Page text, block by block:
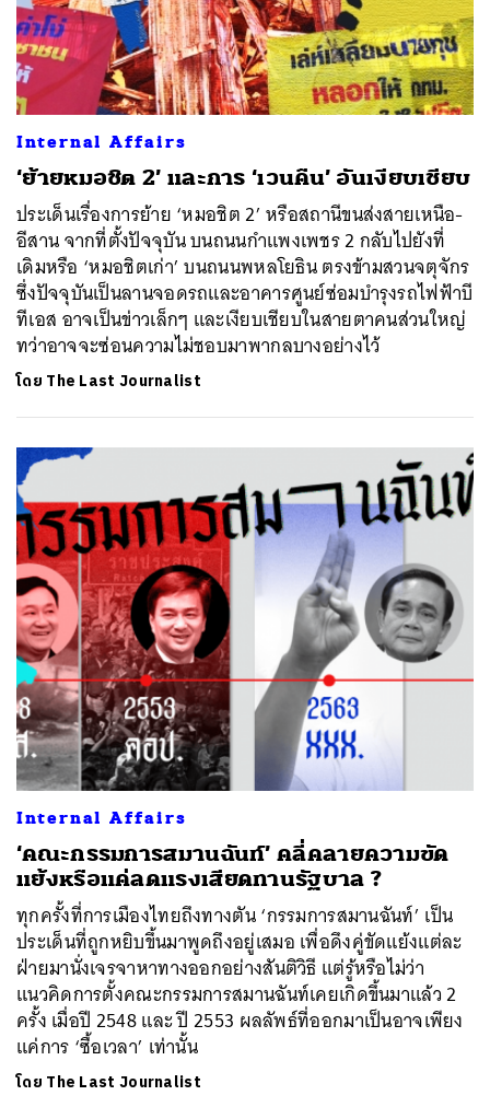
Internal Affairs
‘ย้ายหมอชิต 2’ และการ ‘เวนคืน’ อันเงียบเชียบ
ประเด็นเรื่องการย้าย ‘หมอชิต 2’ หรือสถานีขนส่งสายเหนือ-
อีสาน จากที่ตั้งปัจจุบัน บนถนนกำแพงเพชร 2 กลับไปยังที่
เดิมหรือ ‘หมอชิตเก่า’ บนถนนพหลโยธิน ตรงข้ามสวนจตุจักร
ซึ่งปัจจุบันเป็นลานจอดรถและอาคารศูนย์ซ่อมบำรุงรถไฟฟ้าบี
ทีเอส อาจเป็นข่าวเล็กๆ และเงียบเชียบในสายตาคนส่วนใหญ่
ทว่าอาจจะซ่อนความไม่ชอบมาพากลบางอย่างไว้
โดย The Last Journalist
Internal Affairs
‘คณะกรรมการสมานฉันท์’ คลี่คลายความขัด
แย้งหรือแค่ลดแรงเสียดทานรัฐบาล ?
ทุกครั้งที่การเมืองไทยถึงทางตัน ‘กรรมการสมานฉันท์’ เป็น
ประเด็นที่ถูกหยิบขึ้นมาพูดถึงอยู่เสมอ เพื่อดึงคู่ขัดแย้งแต่ละ
ฝ่ายมานั่งเจรจาหาทางออกอย่างสันติวิธี แต่รู้หรือไม่ว่า
แนวคิดการตั้งคณะกรรมการสมานฉันท์เคยเกิดขึ้นมาแล้ว 2
ครั้ง เมื่อปี 2548 และ ปี 2553 ผลลัพธ์ที่ออกมาเป็นอาจเพียง
แค่การ ‘ซื้อเวลา’ เท่านั้น
โดย The Last Journalist